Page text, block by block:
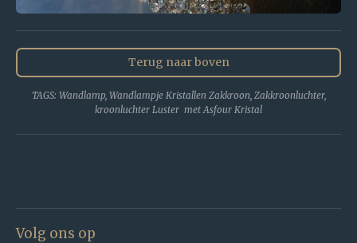
Terug naar boven
TAGS: Wandlamp, Wandlampje Kristallen Zakkroon, Zakkroonluchter,
kroonluchter Luster met Asfour Kristal
Volg ons op